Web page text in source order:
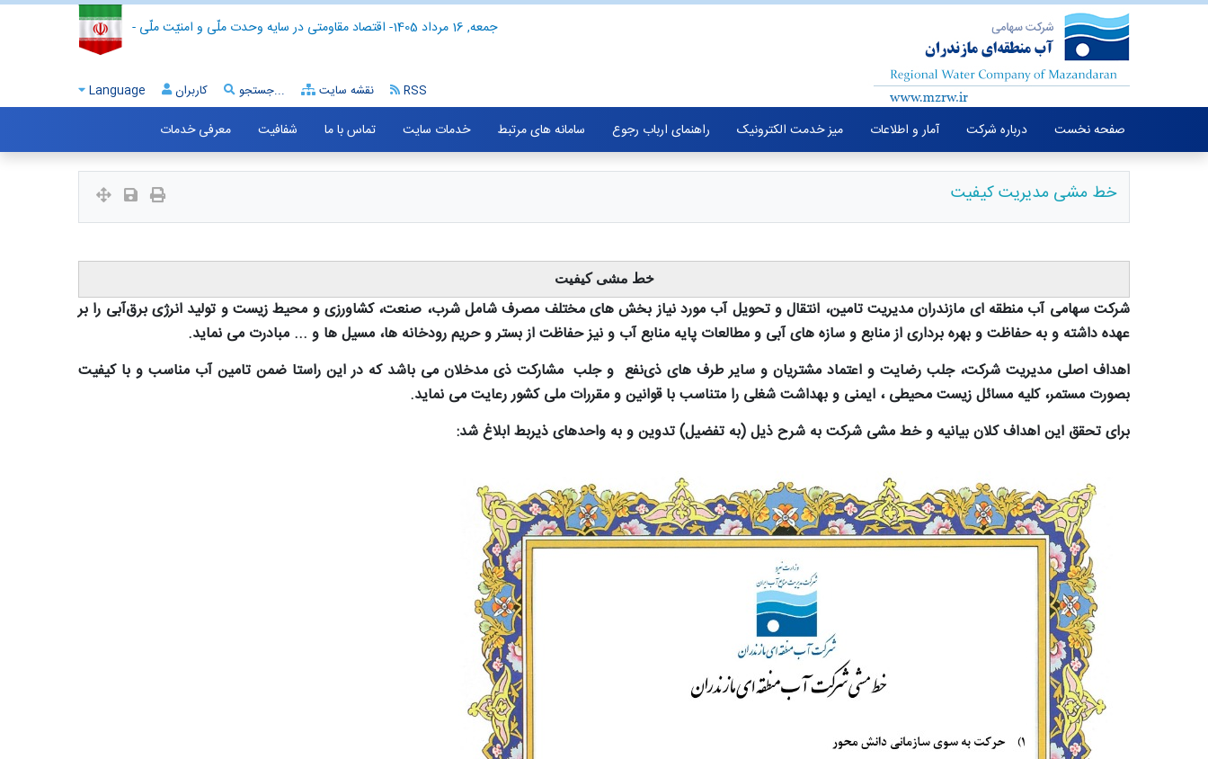
- اقتصاد مقاومتی در سایه وحدت ملّی و امنیّت ملّی - جمعه, 16 مرداد 1405
Language کاربران جستجو... نقشه سایت RSS
صفحه نخست درباره شرکت آمار و اطلاعات میز خدمت الکترونیک راهنمای ارباب رجوع سامانه های مرتبط خدمات سایت تماس با ما شفافیت معرفی خدمات
خط مشی مدیریت کیفیت
خط مشی کیفیت
شرکت سهامی آب منطقه ای مازندران مدیریت تامین، انتقال و تحویل آب مورد نیاز بخش های مختلف مصرف شامل شرب، صنعت، کشاورزی و محیط زیست و تولید انرژی برق‌آبی را بر
عهده داشته و به حفاظت و بهره برداری از منابع و سازه های آبی و مطالعات پایه منابع آب و نیز حفاظت از بستر و حریم رودخانه ها، مسیل ها و ... مبادرت می نماید.
اهداف اصلی مدیریت شرکت، جلب رضایت و اعتماد مشتریان و سایر طرف های ذی‌نفع و جلب مشارکت ذی مدخلان می باشد که در این راستا ضمن تامین آب مناسب و با کیفیت
بصورت مستمر، کلیه مسائل زیست محیطی ، ایمنی و بهداشت شغلی را متناسب با قوانین و مقررات ملی کشور رعایت می نماید.
برای تحقق این اهداف کلان بیانیه و خط مشی شرکت به شرح ذیل (به تفضیل) تدوین و به واحدهای ذیربط ابلاغ شد: